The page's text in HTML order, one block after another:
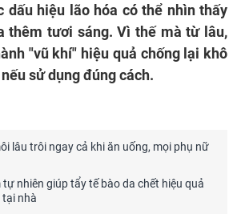
dấu hiệu lão hóa có thể nhìn thấy
thêm tươi sáng. Vì thế mà từ lâu,
"vũ khí" hiệu quả chống lại khô
sử dụng đúng cách.
lâu trôi ngay cả khi ăn uống, mọi phụ nữ
nhiên giúp tẩy tế bào da chết hiệu quả
tại nhà